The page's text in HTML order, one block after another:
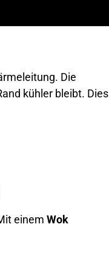
Die
kühler bleibt. Dies
einem Wok